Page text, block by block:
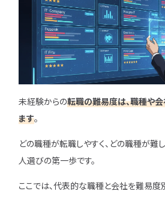
未経験からの転職の難易度は、職種や会
ます。
どの職種が転職しやすく、どの職種が難
人選びの第一歩です。
ここでは、代表的な職種と会社を難易度